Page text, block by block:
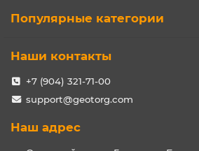
Популярные категории
Наши контакты
+7 (904) 321-71-00
support@geotorg.com
Наш адрес